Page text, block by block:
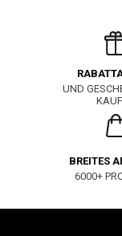
UND
BREITES
6000+